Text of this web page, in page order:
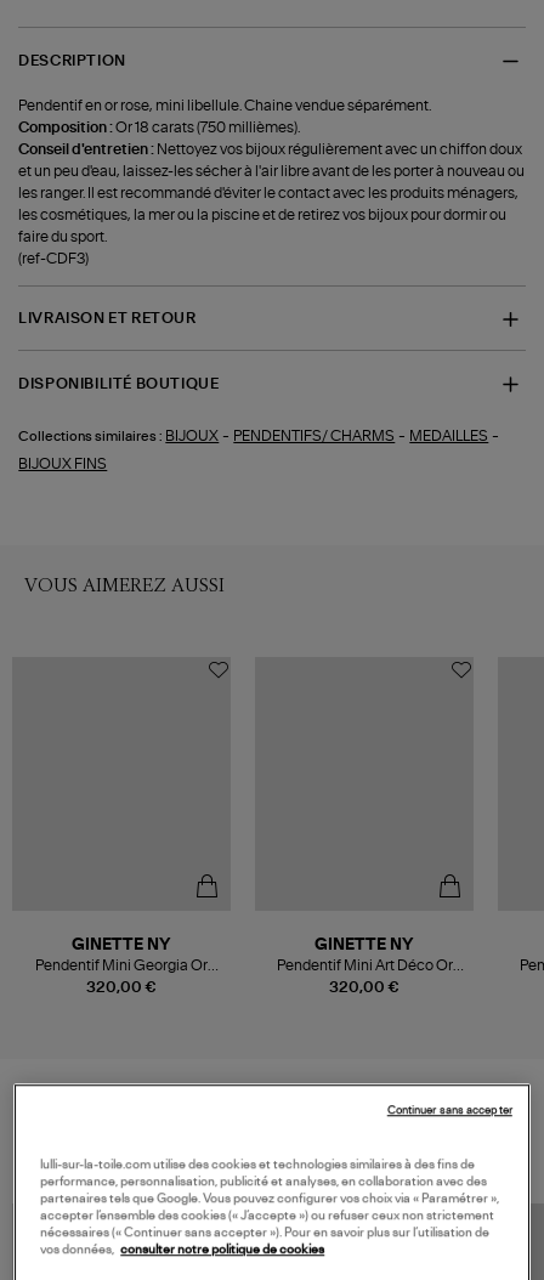
DESCRIPTION
Pendentif en or rose, mini libellule. Chaine vendue séparément.
Composition :Or 18 carats (750 millièmes).
Conseil d'entretien : Nettoyez vos bijoux régulièrement avec un chiffon doux
et un peu d'eau, laissez-les sécher à l'air libre avant de les porter à nouveau ou
les ranger. Il est recommandé d'éviter le contact avec les produits ménagers,
les cosmétiques, la mer ou la piscine et de retirez vos bijoux pour dormir ou
faire du sport.
(ref-CDF3)
LIVRAISON ET RETOUR
DISPONIBILITÉ BOUTIQUE
Collections similaires : BIJOUX - PENDENTIFS/ CHARMS - MEDAILLES -
BIJOUX FINS
VOUS AIMEREZ AUSSI
320,00 €
GINETTE NY
Pendentif Mini Georgia Or
Rose
320,00 €
GINETTE NY
Pendentif Mini Art Déco Or
Rose
lulli-sur-la-toile.com utilise des cookies et technologies similaires à des fins de
performance, personnalisation, publicité et analyses, en collaboration avec des
partenaires tels que Google. Vous pouvez configurer vos choix via « Paramétrer »,
accepter l’ensemble des cookies (« J’accepte ») ou refuser ceux non strictement
nécessaires (« Continuer sans accepter »). Pour en savoir plus sur l’utilisation de
vos données, consulter notre politique de cookies
Continuer sans accepter